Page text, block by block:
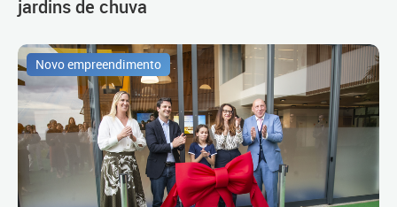
jardins de chuva
Novo empreendimento